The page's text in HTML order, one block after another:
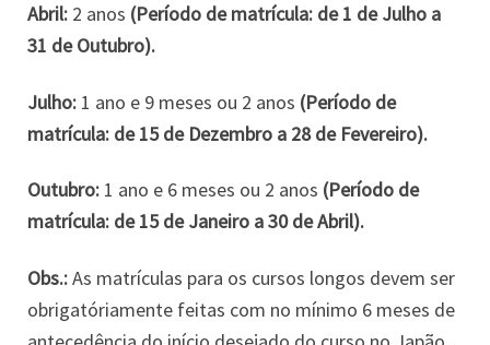
Abril: 2 anos (Período de matrícula: de 1 de Julho a
31 de Outubro).
Julho: 1 ano e 9 meses ou 2 anos (Período de
matrícula: de 15 de Dezembro a 28 de Fevereiro).
Outubro: 1 ano e 6 meses ou 2 anos (Período de
matrícula: de 15 de Janeiro a 30 de Abril).
Obs.:As matrículas para os cursos longos devem ser
obrigatóriamente feitas com no mínimo 6 meses de